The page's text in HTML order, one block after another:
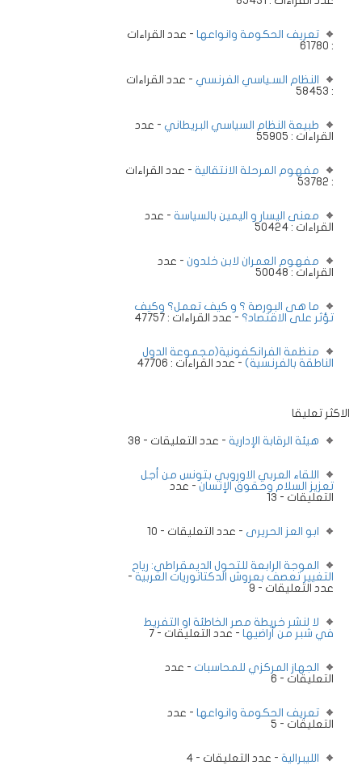
تعريف الحكومة وانواعها - عدد القراءات
: 61780
النظام السـياسي الفرنسي - عدد القراءات
: 58453
طبيعة النظام السياسي البريطاني - عدد
القراءات : 55905
مفهوم المرحلة الانتقالية - عدد القراءات
: 53782
معنى اليسار و اليمين بالسياسة - عدد
القراءات : 50424
مفهوم العمران لابن خلدون - عدد
القراءات : 50048
ما هى البورصة ؟ و كيف تعمل؟ وكيف
تؤثر على الاقتصاد؟ - عدد القراءات : 47757
منظمة الفرانكفونية(مجموعة الدول
الناطقة بالفرنسية) - عدد القراءات : 47706
الاكثر تعليقا
هيئة الرقابة الإدارية - عدد التعليقات - 38
اللقاء العربي الاوروبي بتونس من أجل
تعزيز السلام وحقوق الإنسان - عدد
التعليقات - 13
ابو العز الحريرى - عدد التعليقات - 10
الموجة الرابعة للتحول الديمقراطي: رياح
التغيير تعصف بعروش الدكتاتوريات العربية -
عدد التعليقات - 9
لا لنشر خريطة مصر الخاطئة او التفريط
في شبر من أراضيها - عدد التعليقات - 7
الجهاز المركزي للمحاسبات - عدد
التعليقات - 6
تعريف الحكومة وانواعها - عدد
التعليقات - 5
الليبرالية - عدد التعليقات - 4